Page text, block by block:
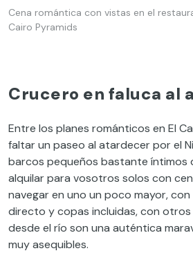
Cena romántica con vistas en el
Cairo Pyramids
Crucero en faluca al
Entre los planes románticos en El
faltar un paseo al atardecer por el
barcos pequeños bastante íntimos
alquilar para vosotros solos con
navegar en uno un poco mayor, con
directo y copas incluidas, con otros
desde el río son una auténtica
muy asequibles.